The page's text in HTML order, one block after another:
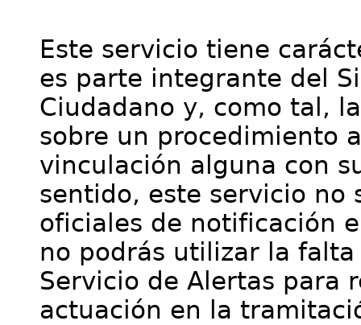
Este servicio tiene
es parte integrante del
Ciudadano y, como tal,
sobre un procedimiento
vinculación alguna con
sentido, este servicio no
oficiales de notificación
no podrás utilizar la
Servicio de Alertas para
actuación en la